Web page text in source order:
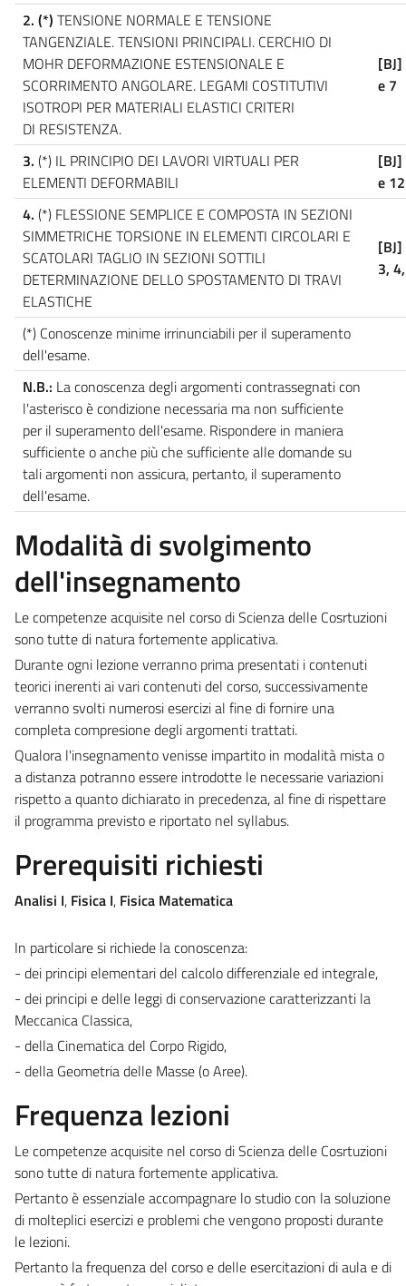
2. (*) TENSIONE NORMALE E TENSIONE
TANGENZIALE. TENSIONI PRINCIPALI. CERCHIO DI
MOHR DEFORMAZIONE ESTENSIONALE E
SCORRIMENTO ANGOLARE. LEGAMI COSTITUTIVI
ISOTROPI PER MATERIALI ELASTICI CRITERI
DI RESISTENZA.
e 7
3. (*) IL PRINCIPIO DEI LAVORI VIRTUALI PER
ELEMENTI DEFORMABILI
e 12
4. (*) FLESSIONE SEMPLICE E COMPOSTA IN SEZIONI
SIMMETRICHE TORSIONE IN ELEMENTI CIRCOLARI E
SCATOLARI TAGLIO IN SEZIONI SOTTILI
DETERMINAZIONE DELLO SPOSTAMENTO DI TRAVI
ELASTICHE
[BJ]
3,
(*) Conoscenze minime irrinunciabili per il superamento
dell'esame.
N.B.: La conoscenza degli argomenti contrassegnati con
l'asterisco è condizione necessaria ma non sufficiente
per il superamento dell'esame. Rispondere in maniera
sufficiente o anche più che sufficiente alle domande su
tali argomenti non assicura, pertanto, il superamento
dell'esame.
Modalità di svolgimento
dell'insegnamento
Le competenze acquisite nel corso di Scienza delle Cosrtuzioni
sono tutte di natura fortemente applicativa.
Durante ogni lezione verranno prima presentati i contenuti
teorici inerenti ai vari contenuti del corso, successivamente
verranno svolti numerosi esercizi al fine di fornire una
completa compresione degli argomenti trattati.
Qualora l'insegnamento venisse impartito in modalità mista o
a distanza potranno essere introdotte le necessarie variazioni
rispetto a quanto dichiarato in precedenza, al fine di rispettare
il programma previsto e riportato nel syllabus.
Prerequisiti richiesti
Analisi I, Fisica I, Fisica Matematica
In particolare si richiede la conoscenza:
- dei principi elementari del calcolo differenziale ed integrale,
- dei principi e delle leggi di conservazione caratterizzanti la
Meccanica Classica,
- della Cinematica del Corpo Rigido,
- della Geometria delle Masse (o Aree).
Frequenza lezioni
Le competenze acquisite nel corso di Scienza delle Cosrtuzioni
sono tutte di natura fortemente applicativa.
Pertanto è essenziale accompagnare lo studio con la soluzione
di molteplici esercizi e problemi che vengono proposti durante
le lezioni.
Pertanto la frequenza del corso e delle esercitazioni di aula e di